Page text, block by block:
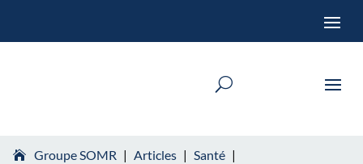
Groupe SOMR | Articles | Santé |